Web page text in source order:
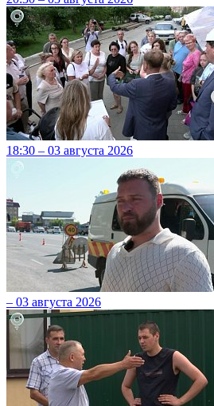
18:30 – 03 августа 2026
– 03 августа 2026